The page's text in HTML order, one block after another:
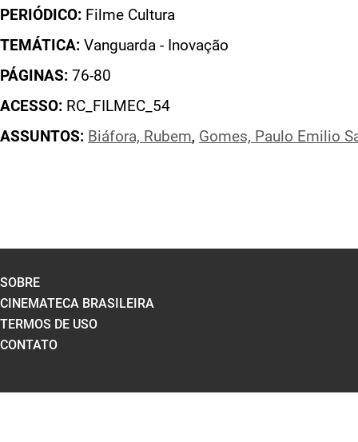
PERIÓDICO: Filme Cultura
TEMÁTICA: Vanguarda - Inovação
PÁGINAS: 76-80
ACESSO: RC_FILMEC_54
ASSUNTOS: Biáfora, Rubem, Gomes, Paulo Emilio
SOBRE
CINEMATECA BRASILEIRA
TERMOS DE USO
CONTATO